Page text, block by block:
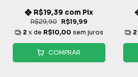
R$29,90 R$19,99
R$19,39 com Pix
2 x de R$10,00 sem juros
COMPRAR
2